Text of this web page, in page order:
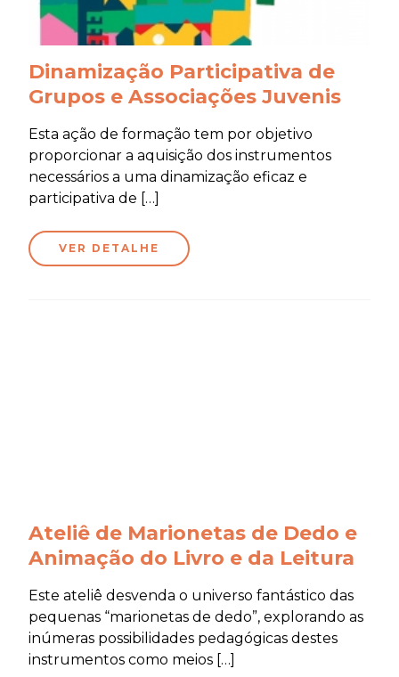
Dinamização Participativa de
Grupos e Associações Juvenis
Esta ação de formação tem por objetivo
proporcionar a aquisição dos instrumentos
necessários a uma dinamização eficaz e
participativa de […]
VER DETALHE
Ateliê de Marionetas de Dedo e
Animação do Livro e da Leitura
Este ateliê desvenda o universo fantástico das
pequenas “marionetas de dedo”, explorando as
inúmeras possibilidades pedagógicas destes
instrumentos como meios […]